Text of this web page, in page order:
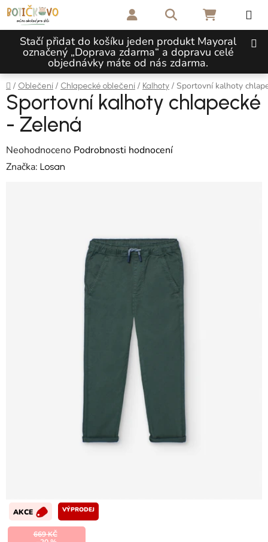
Přejít na obsah
Stačí přidat do košíku jeden produkt Mayoral
označený „Doprava zdarma“ a dopravu celé
objednávky máte od nás zdarma.
Hledat NÁKUPNÍ
Domů
/ Oblečení / Chlapecké oblečení / Kalhoty / Sportovní kalhoty
Sportovní kalhoty chlapecké
- Zelená
Průměrné hodnocení produktu je 0,0 z 5 hvězdiček.
Neohodnoceno Podrobnosti hodnocení
Značka: Losan
AKCE VÝPRODEJ
669 KČ